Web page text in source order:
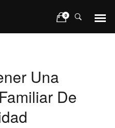
0
Una
De